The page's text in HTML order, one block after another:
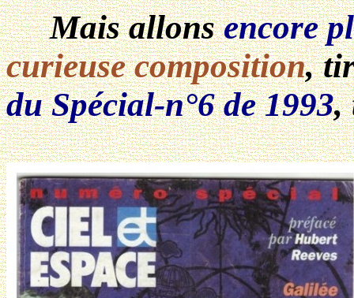
Mais allonsencore
curieuse composition,
du Spécial-n°6 de 1993,